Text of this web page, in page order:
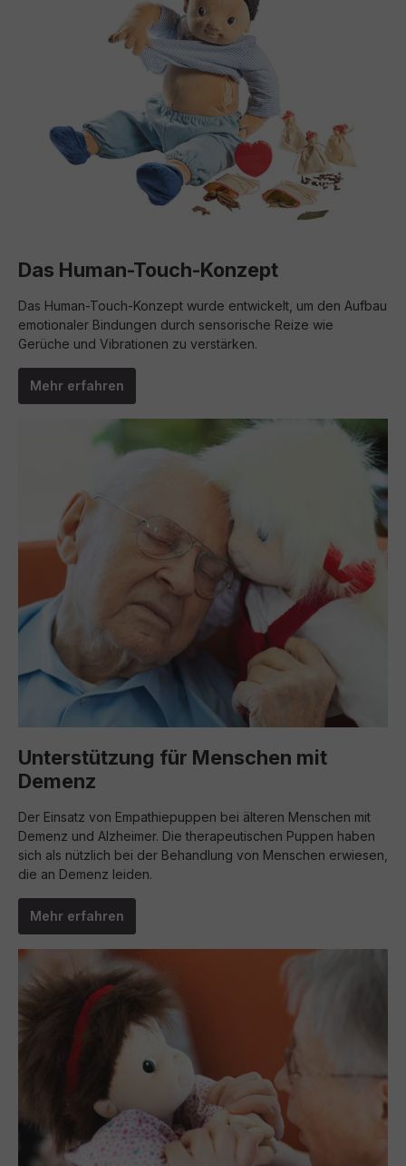
Das Human-Touch-Konzept
Das Human-Touch-Konzept wurde entwickelt, um den Aufbau
emotionaler Bindungen durch sensorische Reize wie
Gerüche und Vibrationen zu verstärken.
Mehr erfahren
Unterstützung für Menschen mit
Demenz
Der Einsatz von Empathiepuppen bei älteren Menschen mit
Demenz und Alzheimer. Die therapeutischen Puppen haben
sich als nützlich bei der Behandlung von Menschen erwiesen,
die an Demenz leiden.
Mehr erfahren